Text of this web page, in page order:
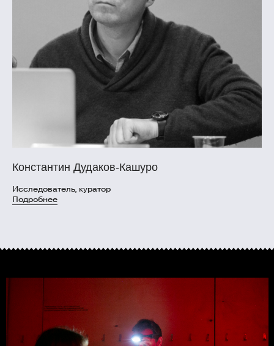
Константин Дудаков-Кашуро
Исследователь, куратор
Подробнее